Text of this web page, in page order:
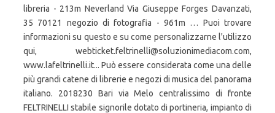
libreria - 213m Neverland Via Giuseppe Forges Davanzati,
35 70121 negozio di fotografia - 961m … Puoi trovare
informazioni su questo e su come personalizzarne l'utilizzo
qui, webticket.feltrinelli@soluzionimediacom.com,
www.lafeltrinelli.it... Può essere considerata come una delle
più grandi catene di librerie e negozi di musica del panorama
italiano. 2018230 Bari via Melo centralissimo di fronte
FELTRINELLI stabile signorile dotato di portineria, impianto di